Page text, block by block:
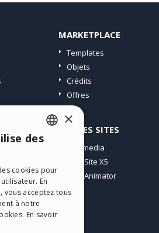
MARKETPLACE
Templates
Objets
Crédits
Offres
AUTRES SITES
Incomedia
WebSite X5
WebAnimator
ENGLISH
GERMAN
SPANISH
×
des
cookies pour
En
vous acceptez tous
à notre
En savoir